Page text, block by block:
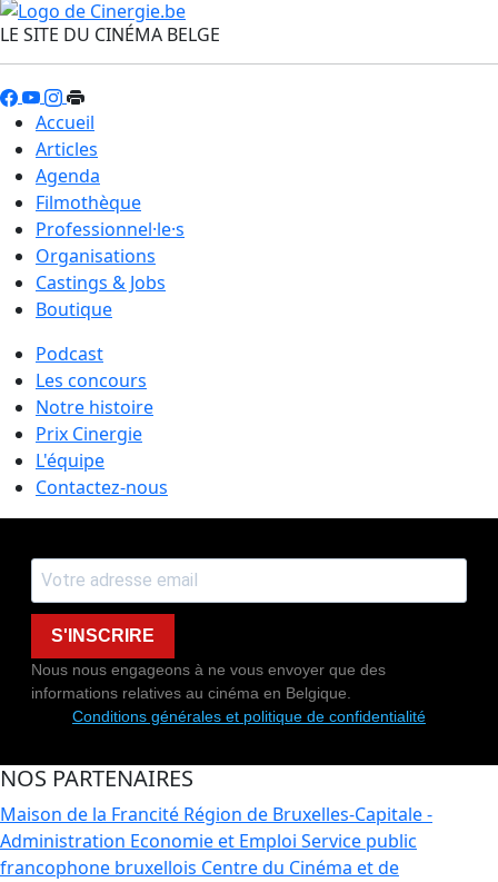
LE SITE DU CINÉMA BELGE
Accueil
Articles
Agenda
Filmothèque
Professionnel·le·s
Organisations
Castings & Jobs
Boutique
Podcast
Les concours
Notre histoire
Prix Cinergie
L'équipe
Contactez-nous
S'INSCRIRE
Nous nous engageons à ne vous envoyer que des
informations relatives au cinéma en Belgique.
Conditions générales et politique de confidentialité
NOS PARTENAIRES
Maison de la Francité Région de Bruxelles-Capitale -
Administration Economie et Emploi Service public
francophone bruxellois Centre du Cinéma et de